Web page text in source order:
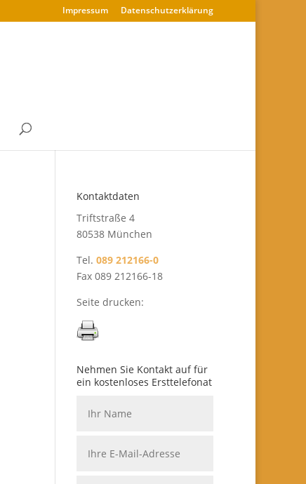
Impressum Datenschutz­erklärung
Kontaktdaten
Triftstraße 4
80538 München
Tel. 089 212166-0
Fax 089 212166-18
Seite drucken:
Nehmen Sie Kontakt auf für
ein kostenloses Ersttelefonat